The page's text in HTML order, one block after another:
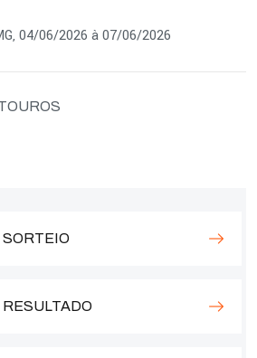
04/06/2026 à 07/06/2026